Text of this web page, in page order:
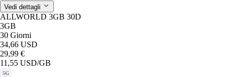
Vedi dettagli
ALLWORLD 3GB 30D
3GB
30 Giorni
34,66 USD
29,99 €
11,55 USD/GB
5G